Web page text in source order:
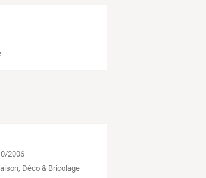
2006
Déco & Bricolage